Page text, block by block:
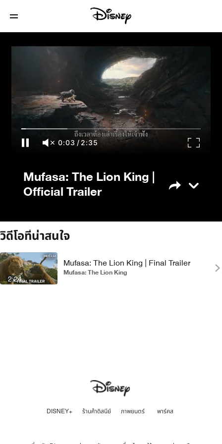
Mufasa: The Lion King | Official Trailer
0:03 / 2:35
Mufasa: The Lion King |
Official Trailer
วิดีโอที่น่าสนใจ
2:24
Mufasa: The Lion King | Final Trailer
Mufasa: The Lion King
DISNEY+ ร้านค้าดิสนีย์ ภาพยนตร์ พาร์คส